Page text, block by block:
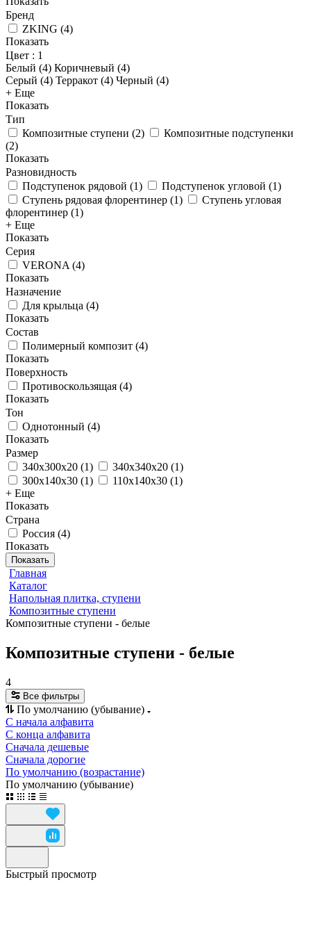
Бренд
ZKING (4)
Показать
Цвет : 1
Белый (4) Коричневый (4)
Серый (4) Терракот (4) Черный (4)
+ Еще
Показать
Тип
Композитные ступени (2)
Композитные подступенки
(2)
Показать
Разновидность
Подступенок рядовой (1) Подступенок угловой (1)
Ступень рядовая флорентинер (1)
Ступень угловая
флорентинер (1)
+ Еще
Показать
Серия
VERONA (4)
Показать
Назначение
Для крыльца (4)
Показать
Состав
Полимерный композит (4)
Показать
Поверхность
Противоскользящая (4)
Показать
Тон
Однотонный (4)
Показать
Размер
340х300х20 (1) 340х340х20 (1)
300х140х30 (1) 110х140х30 (1)
+ Еще
Показать
Страна
Россия (4)
Показать
Показать
Главная
Каталог
Напольная плитка, ступени
Композитные ступени
Композитные ступени - белые
Композитные ступени - белые
4
Все фильтры
По умолчанию (убывание)
С начала алфавита
С конца алфавита
Сначала дешевые
Сначала дорогие
По умолчанию (возрастание)
По умолчанию (убывание)
Быстрый просмотр